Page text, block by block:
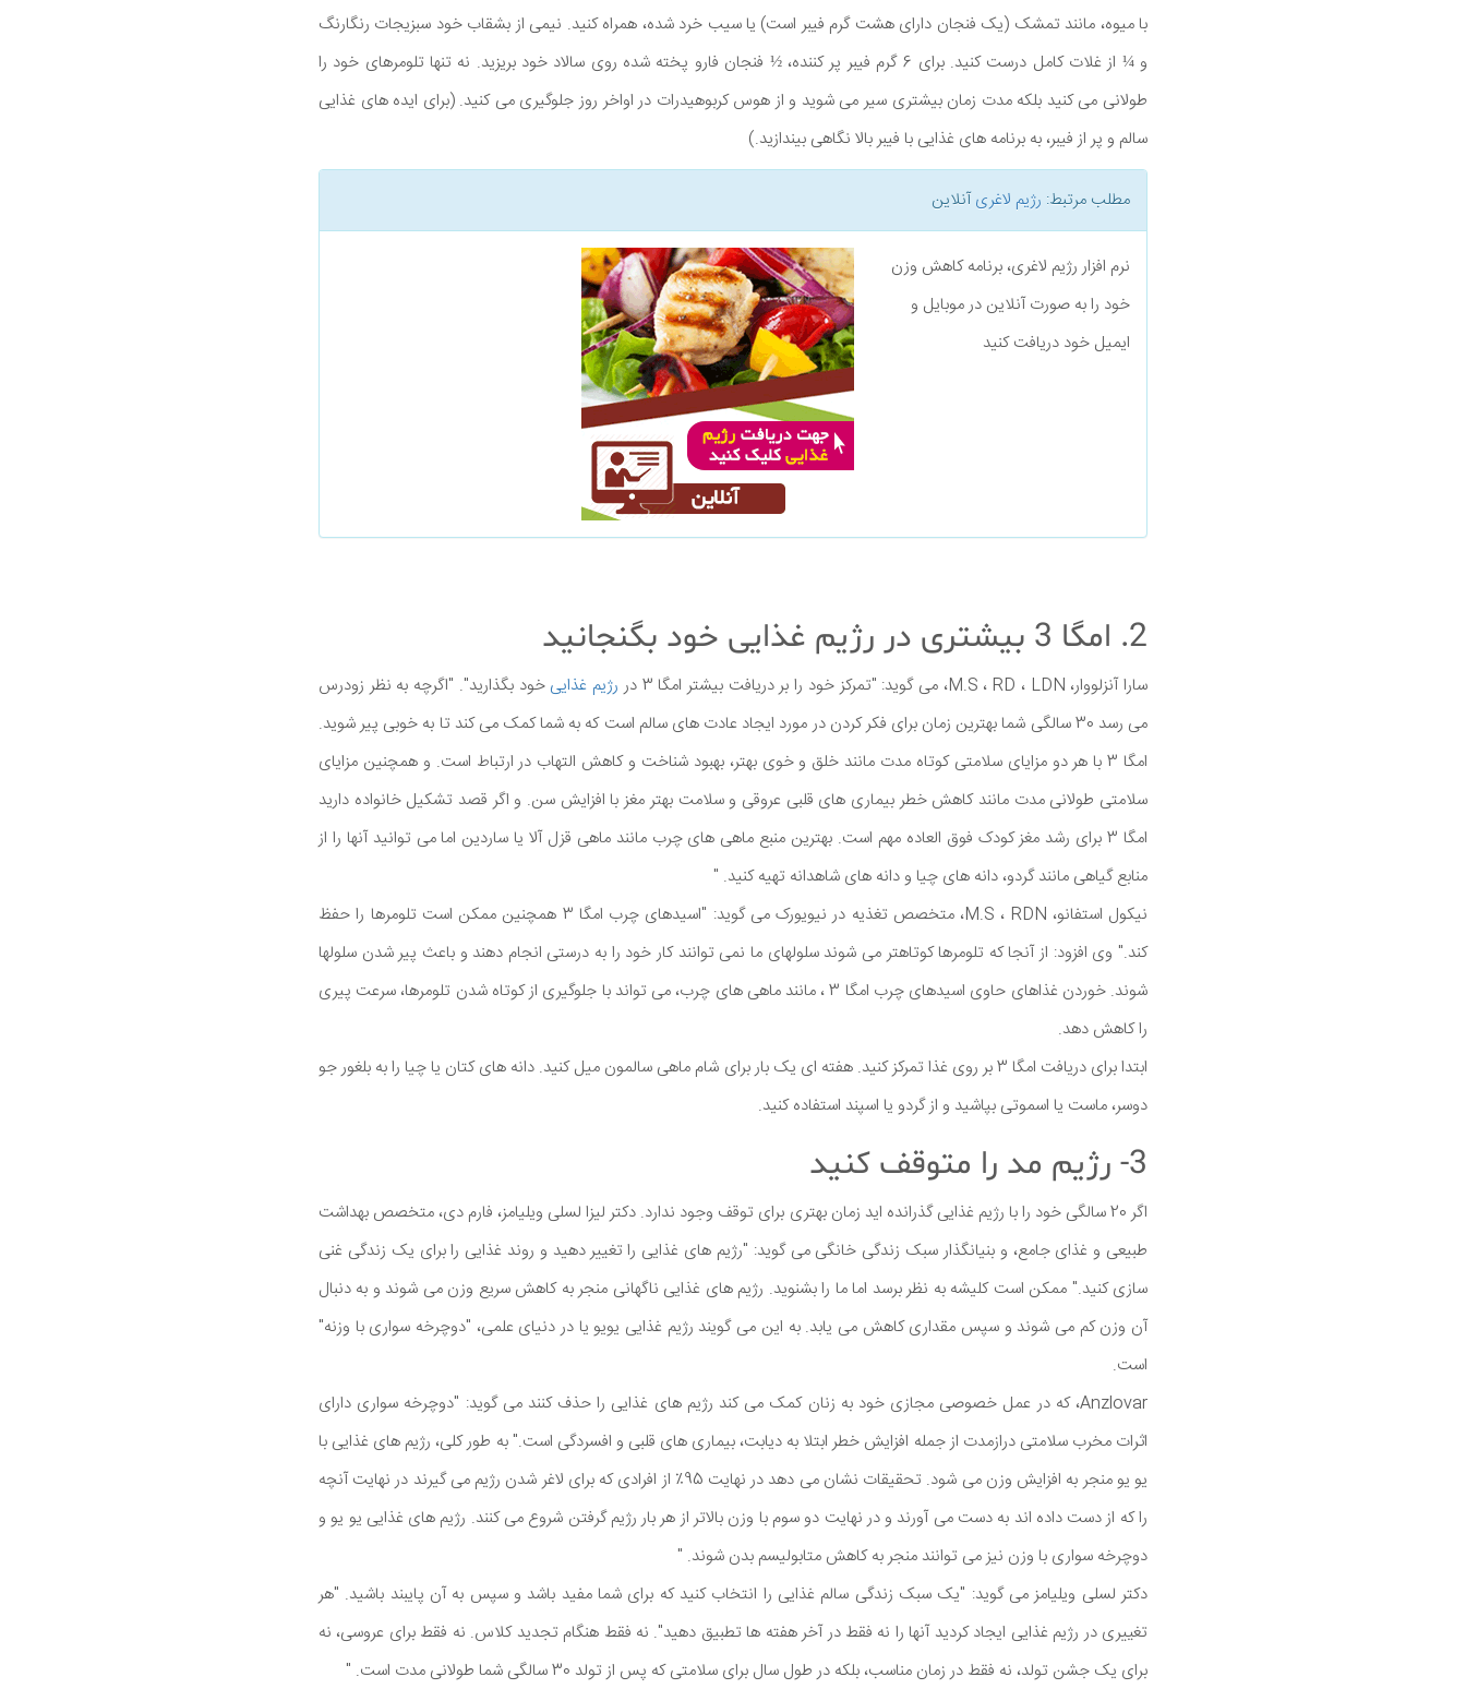
با میوه، مانند تمشک (یک فنجان دارای هشت گرم فیبر است) یا سیب خرد شده، همراه کنید. نیمی از بشقاب خود سبزیجات رنگارنگ
و ¼ از غلات کامل درست کنید. برای 6 گرم فیبر پر کننده، ½ فنجان فارو پخته شده روی سالاد خود بریزید. نه تنها تلومرهای خود را
طولانی می کنید بلکه مدت زمان بیشتری سیر می شوید و از هوس کربوهیدرات در اواخر روز جلوگیری می کنید. (برای ایده های غذایی
سالم و پر از فیبر، به برنامه های غذایی با فیبر بالا نگاهی بیندازید.)
مطلب مرتبط: رژیم لاغریآنلاین
نرم افزار رژیم لاغری، برنامه کاهش وزن
خود را به صورت آنلاین در موبایل و
ایمیل خود دریافت کنید
2. امگا 3 بیشتری در رژیم غذایی خود بگنجانید
سارا آنزلووار، M.S ، RD ، LDN، می گوید: "تمرکز خود را بر دریافت بیشتر امگا 3 در رژیم غذایی خود بگذارید". "اگرچه به نظر زودرس
می رسد 30 سالگی شما بهترین زمان برای فکر کردن در مورد ایجاد عادت های سالم است که به شما کمک می کند تا به خوبی پیر شوید.
امگا 3 با هر دو مزایای سلامتی کوتاه مدت مانند خلق و خوی بهتر، بهبود شناخت و کاهش التهاب در ارتباط است. و همچنین مزایای
سلامتی طولانی مدت مانند کاهش خطر بیماری های قلبی عروقی و سلامت بهتر مغز با افزایش سن. و اگر قصد تشکیل خانواده دارید
امگا 3 برای رشد مغز کودک فوق العاده مهم است. بهترین منبع ماهی های چرب مانند ماهی قزل آلا یا ساردین اما می توانید آنها را از
منابع گیاهی مانند گردو، دانه های چیا و دانه های شاهدانه تهیه کنید. "
نیکول استفانو، M.S ، RDN، متخصص تغذیه در نیویورک می گوید: "اسیدهای چرب امگا 3 همچنین ممکن است تلومرها را حفظ
کند." وی افزود: از آنجا كه تلومرها كوتاهتر می شوند سلولهای ما نمی توانند كار خود را به درستی انجام دهند و باعث پیر شدن سلولها
شوند. خوردن غذاهای حاوی اسیدهای چرب امگا 3 ، مانند ماهی های چرب، می تواند با جلوگیری از كوتاه شدن تلومرها، سرعت پیری
را كاهش دهد.
ابتدا برای دریافت امگا 3 بر روی غذا تمرکز کنید. هفته ای یک بار برای شام ماهی سالمون میل کنید. دانه های کتان یا چیا را به بلغور جو
دوسر، ماست یا اسموتی بپاشید و از گردو یا اسپند استفاده کنید.
3- رژیم مد را متوقف کنید
اگر 20 سالگی خود را با رژیم غذایی گذرانده اید زمان بهتری برای توقف وجود ندارد. دکتر لیزا لسلی ویلیامز، فارم دی، متخصص بهداشت
طبیعی و غذای جامع، و بنیانگذار سبک زندگی خانگی می گوید: "رژیم های غذایی را تغییر دهید و روند غذایی را برای یک زندگی غنی
سازی کنید." ممکن است کلیشه به نظر برسد اما ما را بشنوید. رژیم های غذایی ناگهانی منجر به کاهش سریع وزن می شوند و به دنبال
آن وزن کم می شوند و سپس مقداری کاهش می یابد. به این می گویند رژیم غذایی یویو یا در دنیای علمی، "دوچرخه سواری با وزنه"
است.
Anzlovar، که در عمل خصوصی مجازی خود به زنان کمک می کند رژیم های غذایی را حذف کنند می گوید: "دوچرخه سواری دارای
اثرات مخرب سلامتی درازمدت از جمله افزایش خطر ابتلا به دیابت، بیماری های قلبی و افسردگی است." به طور کلی، رژیم های غذایی با
یو یو منجر به افزایش وزن می شود. تحقیقات نشان می دهد در نهایت 95٪ از افرادی که برای لاغر شدن رژیم می گیرند در نهایت آنچه
را که از دست داده اند به دست می آورند و در نهایت دو سوم با وزن بالاتر از هر بار رژیم گرفتن شروع می کنند. رژیم های غذایی یو یو و
دوچرخه سواری با وزن نیز می توانند منجر به کاهش متابولیسم بدن شوند. "
دکتر لسلی ویلیامز می گوید: "یک سبک زندگی سالم غذایی را انتخاب کنید که برای شما مفید باشد و سپس به آن پایبند باشید. "هر
تغییری در رژیم غذایی ایجاد کردید آنها را نه فقط در آخر هفته ها تطبیق دهید". نه فقط هنگام تجدید کلاس. نه فقط برای عروسی، نه
برای یک جشن تولد، نه فقط در زمان مناسب، بلکه در طول سال برای سلامتی که پس از تولد 30 سالگی شما طولانی مدت است. "